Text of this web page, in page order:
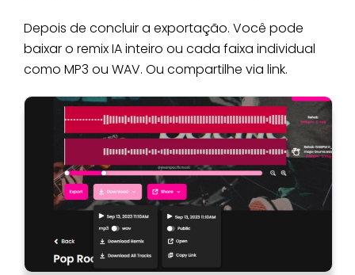
Depois de concluir a exportação. Você pode
baixar o remix IA inteiro ou cada faixa individual
como MP3 ou WAV. Ou compartilhe via link.